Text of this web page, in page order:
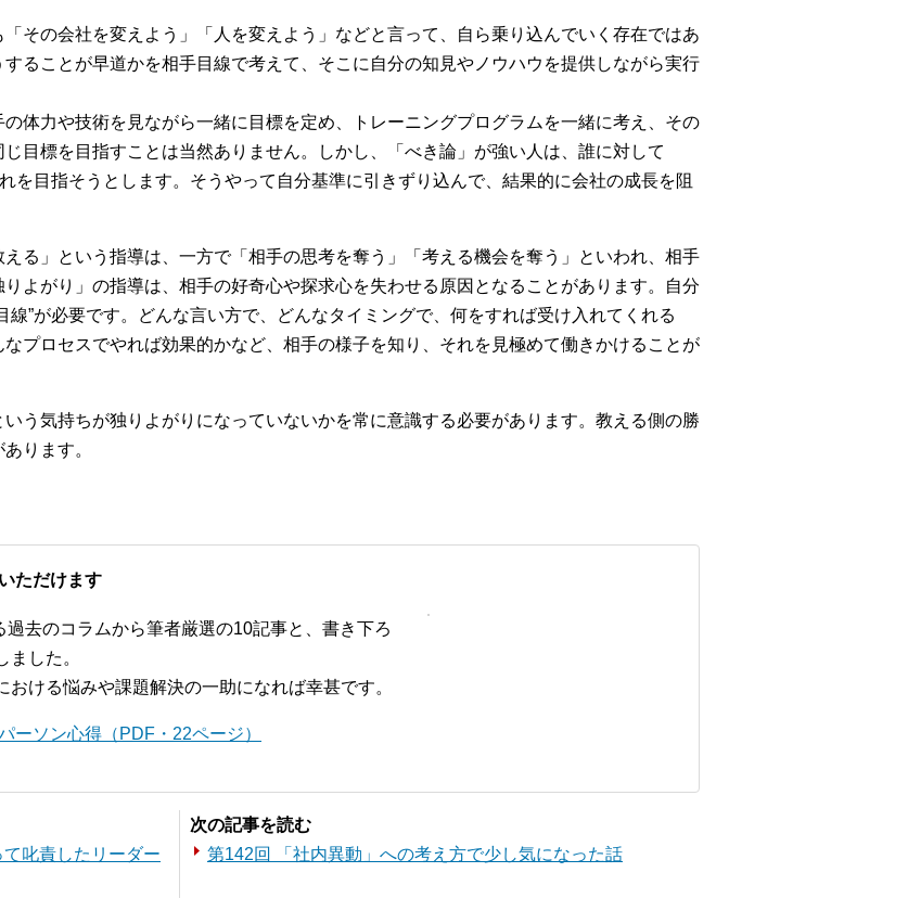
その会社を変えよう」「人を変えよう」などと言って、自ら乗り込んでいく存在ではあ
ることが早道かを相手目線で考えて、そこに自分の知見やノウハウを提供しながら実行
体力や技術を見ながら一緒に目標を定め、トレーニングプログラムを一緒に考え、その
目標を目指すことは当然ありません。しかし、「べき論」が強い人は、誰に対して
を目指そうとします。そうやって自分基準に引きずり込んで、結果的に会社の成長を阻
る」という指導は、一方で「相手の思考を奪う」「考える機会を奪う」といわれ、相手
よがり」の指導は、相手の好奇心や探求心を失わせる原因となることがあります。自分
”が必要です。どんな言い方で、どんなタイミングで、何をすれば受け入れてくれる
プロセスでやれば効果的かなど、相手の様子を知り、それを見極めて働きかけることが
う気持ちが独りよがりになっていないかを常に意識する必要があります。教える側の勝
ります。
ただけます
去のコラムから筆者厳選の10記事と、書き下ろ
した。
ける悩みや課題解決の一助になれば幸甚です。
ーソン心得（PDF・22ページ）
叱責したリーダー
次の記事を読む
第142回 「社内異動」への考え方で少し気になった話